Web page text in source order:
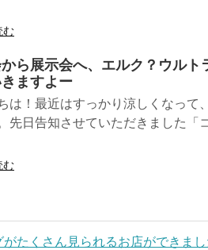
む
ら展示会へ、エルク？ウル
ますよー
は！最近はすっかり涼しくなって
先日告知させていただきました「
む
たくさん見られるお店ができまし